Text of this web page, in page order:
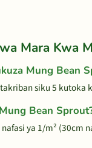
Mara Kwa
Mung Bean
siku 5 kutoka
Bean
ya 1/m² (30cm